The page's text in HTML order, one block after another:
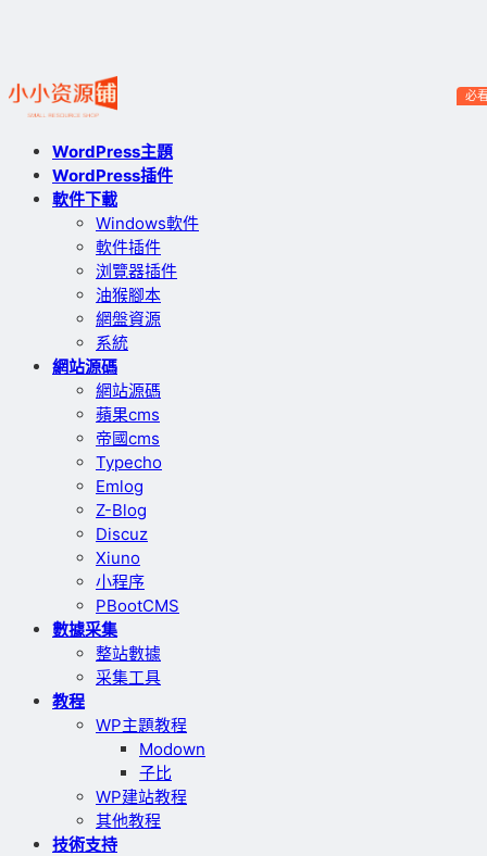
WordPress主題
WordPress插件
軟件下載
Windows軟件
軟件插件
浏覽器插件
油猴腳本
網盤資源
系統
網站源碼
網站源碼
蘋果cms
帝國cms
Typecho
Emlog
Z-Blog
Discuz
Xiuno
小程序
PBootCMS
數據采集
整站數據
采集工具
教程
WP主題教程
Modown
子比
WP建站教程
其他教程
技術支持
必